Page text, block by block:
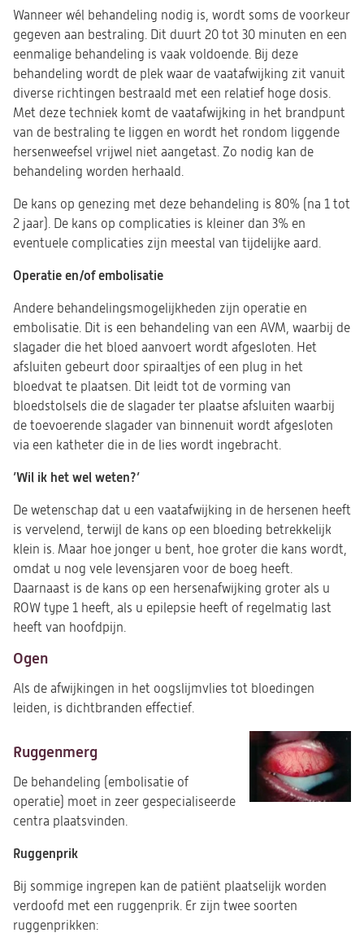
Wanneer wél behandeling nodig is, wordt soms de voorkeur
gegeven aan bestraling. Dit duurt 20 tot 30 minuten en een
eenmalige behandeling is vaak voldoende. Bij deze
behandeling wordt de plek waar de vaatafwijking zit vanuit
diverse richtingen bestraald met een relatief hoge dosis.
Met deze techniek komt de vaatafwijking in het brandpunt
van de bestraling te liggen en wordt het rondom liggende
hersenweefsel vrijwel niet aangetast. Zo nodig kan de
behandeling worden herhaald.
De kans op genezing met deze behandeling is 80% (na 1 tot
2 jaar). De kans op complicaties is kleiner dan 3% en
eventuele complicaties zijn meestal van tijdelijke aard.
Operatie en/of embolisatie
Andere behandelingsmogelijkheden zijn operatie en
embolisatie. Dit is een behandeling van een AVM, waarbij de
slagader die het bloed aanvoert wordt afgesloten. Het
afsluiten gebeurt door spiraaltjes of een plug in het
bloedvat te plaatsen. Dit leidt tot de vorming van
bloedstolsels die de slagader ter plaatse afsluiten waarbij
de toevoerende slagader van binnenuit wordt afgesloten
via een katheter die in de lies wordt ingebracht.
’Wil ik het wel weten?’
De wetenschap dat u een vaatafwijking in de hersenen heeft
is vervelend, terwijl de kans op een bloeding betrekkelijk
klein is. Maar hoe jonger u bent, hoe groter die kans wordt,
omdat u nog vele levensjaren voor de boeg heeft.
Daarnaast is de kans op een hersenafwijking groter als u
ROW type 1 heeft, als u epilepsie heeft of regelmatig last
heeft van hoofdpijn.
Ogen
Als de afwijkingen in het oogslijmvlies tot bloedingen
leiden, is dichtbranden effectief.
Ruggenmerg
De behandeling (embolisatie of
operatie) moet in zeer gespecialiseerde
centra plaatsvinden.
Ruggenprik
Bij sommige ingrepen kan de patiënt plaatselijk worden
verdoofd met een ruggenprik. Er zijn twee soorten
ruggenprikken: